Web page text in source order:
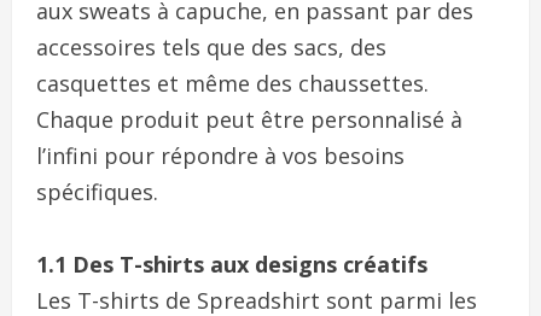
aux sweats à capuche, en passant par des
accessoires tels que des sacs, des
casquettes et même des chaussettes.
Chaque produit peut être personnalisé à
l’infini pour répondre à vos besoins
spécifiques.
1.1 Des T-shirts aux designs créatifs
Les T-shirts de Spreadshirt sont parmi les